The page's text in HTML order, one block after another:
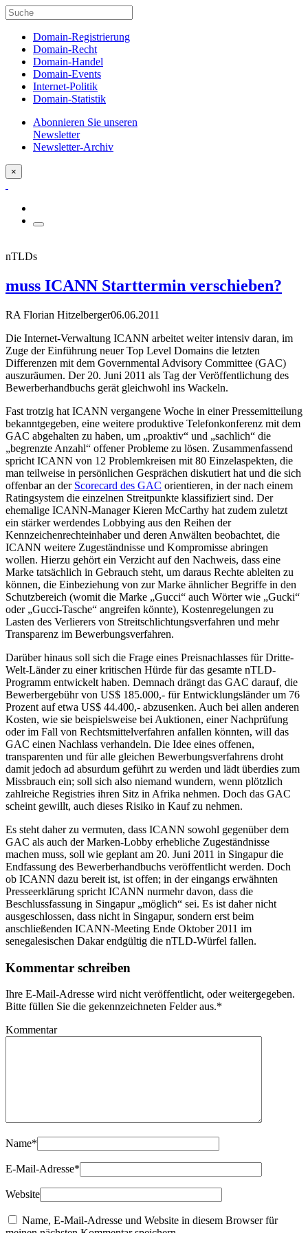
Domain-Registrierung
Domain-Recht
Domain-Handel
Domain-Events
Internet-Politik
Domain-Statistik
Abonnieren Sie unseren
Newsletter
Newsletter-Archiv
×
nTLDs
muss ICANN Starttermin verschieben?
RA Florian Hitzelberger06.06.2011
Die Internet-Verwaltung ICANN arbeitet weiter intensiv daran, im
Zuge der Einführung neuer Top Level Domains die letzten
Differenzen mit dem Governmental Advisory Committee (GAC)
auszuräumen. Der 20. Juni 2011 als Tag der Veröffentlichung des
Bewerberhandbuchs gerät gleichwohl ins Wackeln.
Fast trotzig hat ICANN vergangene Woche in einer Pressemitteilung
bekanntgegeben, eine weitere produktive Telefonkonferenz mit dem
GAC abgehalten zu haben, um „proaktiv“ und „sachlich“ die
„begrenzte Anzahl“ offener Probleme zu lösen. Zusammenfassend
spricht ICANN von 12 Problemkreisen mit 80 Einzelaspekten, die
man teilweise in persönlichen Gesprächen diskutiert hat und die sich
offenbar an der Scorecard des GAC orientieren, in der nach einem
Ratingsystem die einzelnen Streitpunkte klassifiziert sind. Der
ehemalige ICANN-Manager Kieren McCarthy hat zudem zuletzt
ein stärker werdendes Lobbying aus den Reihen der
Kennzeichenrechteinhaber und deren Anwälten beobachtet, die
ICANN weitere Zugeständnisse und Kompromisse abringen
wollen. Hierzu gehört ein Verzicht auf den Nachweis, dass eine
Marke tatsächlich in Gebrauch steht, um daraus Rechte ableiten zu
können, die Einbeziehung von zur Marke ähnlicher Begriffe in den
Schutzbereich (womit die Marke „Gucci“ auch Wörter wie „Gucki“
oder „Gucci-Tasche“ angreifen könnte), Kostenregelungen zu
Lasten des Verlierers von Streitschlichtungsverfahren und mehr
Transparenz im Bewerbungsverfahren.
Darüber hinaus soll sich die Frage eines Preisnachlasses für Dritte-
Welt-Länder zu einer kritischen Hürde für das gesamte nTLD-
Programm entwickelt haben. Demnach drängt das GAC darauf, die
Bewerbergebühr von US$ 185.000,- für Entwicklungsländer um 76
Prozent auf etwa US$ 44.400,- abzusenken. Auch bei allen anderen
Kosten, wie sie beispielsweise bei Auktionen, einer Nachprüfung
oder im Fall von Rechtsmittelverfahren anfallen könnten, will das
GAC einen Nachlass verhandeln. Die Idee eines offenen,
transparenten und für alle gleichen Bewerbungsverfahrens droht
damit jedoch ad absurdum geführt zu werden und lädt überdies zum
Missbrauch ein; soll sich also niemand wundern, wenn plötzlich
zahlreiche Registries ihren Sitz in Afrika nehmen. Doch das GAC
scheint gewillt, auch dieses Risiko in Kauf zu nehmen.
Es steht daher zu vermuten, dass ICANN sowohl gegenüber dem
GAC als auch der Marken-Lobby erhebliche Zugeständnisse
machen muss, soll wie geplant am 20. Juni 2011 in Singapur die
Endfassung des Bewerberhandbuchs veröffentlicht werden. Doch
ob ICANN dazu bereit ist, ist offen; in der eingangs erwähnten
Presseerklärung spricht ICANN nurmehr davon, dass die
Beschlussfassung in Singapur „möglich“ sei. Es ist daher nicht
ausgeschlossen, dass nicht in Singapur, sondern erst beim
anschließenden ICANN-Meeting Ende Oktober 2011 im
senegalesischen Dakar endgültig die nTLD-Würfel fallen.
Kommentar schreiben
Ihre E-Mail-Adresse wird nicht veröffentlicht, oder weitergegeben.
Bitte füllen Sie die gekennzeichneten Felder aus.*
Kommentar
Name*
E-Mail-Adresse*
Website
Name, E-Mail-Adresse und Website in diesem Browser für